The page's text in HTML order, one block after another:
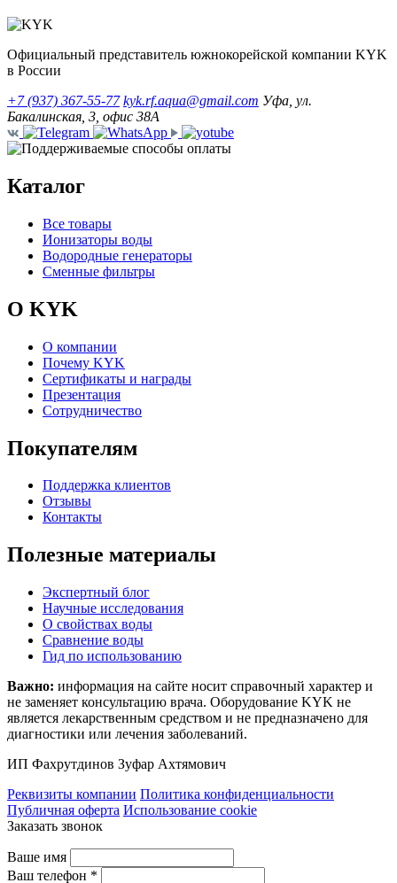
Официальный представитель южнокорейской компании KYK
в России
+7 (937) 367-55-77 kyk.rf.aqua@gmail.com Уфа, ул.
Бакалинская, 3, офис 38А
Каталог
Все товары
Ионизаторы воды
Водородные генераторы
Сменные фильтры
О KYK
О компании
Почему KYK
Сертификаты и награды
Презентация
Сотрудничество
Покупателям
Поддержка клиентов
Отзывы
Контакты
Полезные материалы
Экспертный блог
Научные исследования
О свойствах воды
Сравнение воды
Гид по использованию
Важно: информация на сайте носит справочный характер и
не заменяет консультацию врача. Оборудование KYK не
является лекарственным средством и не предназначено для
диагностики или лечения заболеваний.
ИП Фахрутдинов Зуфар Ахтямович
Реквизиты компании Политика конфиденциальности
Публичная оферта Использование cookie
Заказать звонок
Ваше имя
Ваш телефон *